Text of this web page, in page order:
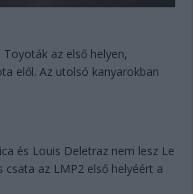
az első helyen,
elől. Az utolsó kanyarokban
és Louis Deletraz nem lesz Le
csata az LMP2 első helyéért a